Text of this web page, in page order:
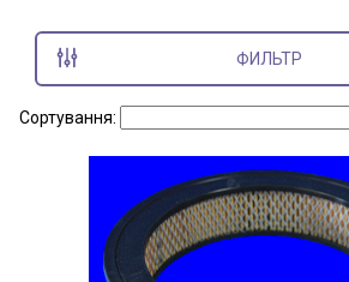
Hummer
Показать все марки
ФИЛЬТР
Сортування: